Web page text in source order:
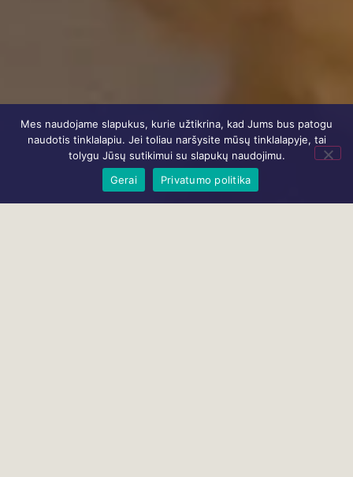
Mes naudojame slapukus, kurie užtikrina, kad Jums bus patogu
naudotis tinklalapiu. Jei toliau naršysite mūsų tinklalapyje, tai
tolygu Jūsų sutikimui su slapukų naudojimu.
Gerai
Privatumo politika